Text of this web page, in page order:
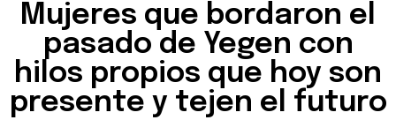
Mujeres que bordaron el
pasado de Yegen con
hilos propios que hoy son
presente y tejen el futuro